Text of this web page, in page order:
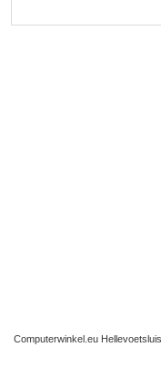
Computerwinkel.eu Hellevoetsluis